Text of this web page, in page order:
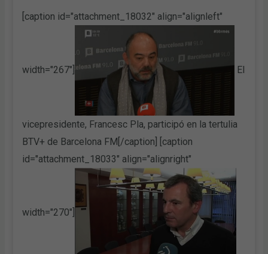
[caption id="attachment_18032" align="alignleft"
width="267"] El
vicepresidente, Francesc Pla, participó en la tertulia
BTV+ de Barcelona FM[/caption] [caption
id="attachment_18033" align="alignright"
width="270"]